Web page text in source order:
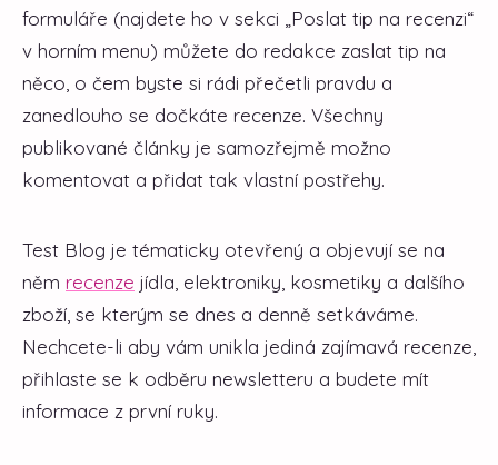
formuláře (najdete ho v sekci „Poslat tip na recenzi“
v horním menu) můžete do redakce zaslat tip na
něco, o čem byste si rádi přečetli pravdu a
zanedlouho se dočkáte recenze. Všechny
publikované články je samozřejmě možno
komentovat a přidat tak vlastní postřehy.
Test Blog je tématicky otevřený a objevují se na
něm recenze jídla, elektroniky, kosmetiky a dalšího
zboží, se kterým se dnes a denně setkáváme.
Nechcete-li aby vám unikla jediná zajímavá recenze,
přihlaste se k odběru newsletteru a budete mít
informace z první ruky.